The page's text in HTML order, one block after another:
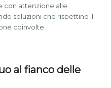
con attenzione alle
soluzioni che rispettino il
coinvolte.
al fianco delle